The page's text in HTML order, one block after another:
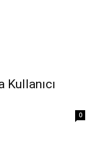
Kullanıcı
0